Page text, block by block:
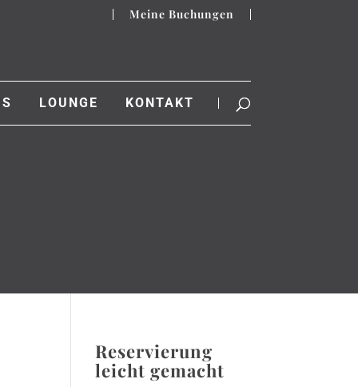
Meine Buchungen
LOUNGE KONTAKT
Reservierung
leicht gemacht